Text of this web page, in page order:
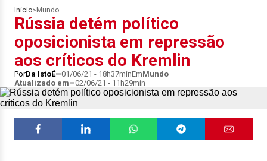
Início> Mundo
Rússia detém político
oposicionista em repressão
aos críticos do Kremlin
PorDa IstoÉ 01/06/21 - 18h37minEmMundo
Atualizado em
02/06/21 - 11h29min